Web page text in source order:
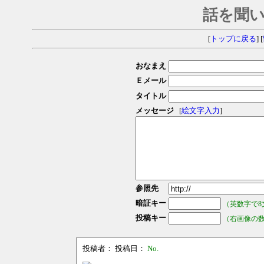
話を聞
[トップに戻る] [
おなまえ
Ｅメール
タイトル
メッセージ
[絵文字入力]
参照先
暗証キー
（英数字で
投稿キー （右画像の
投稿者： 投稿日： No.